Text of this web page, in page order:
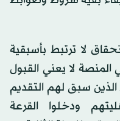
لا ترتبط بأسبقية
لا يعني القبول
الذين سبق لهم التقديم
ودخلوا القرعة